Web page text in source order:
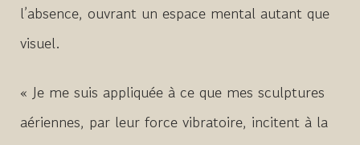
l’absence, ouvrant un espace mental autant que
visuel.
« Je me suis appliquée à ce que mes sculptures
aériennes, par leur force vibratoire, incitent à la